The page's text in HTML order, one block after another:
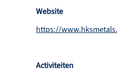
Website
https://
Activiteiten